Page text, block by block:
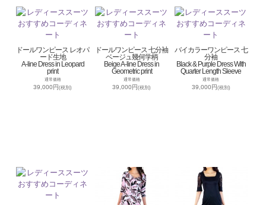
ドールワンピース レオパ
ード生地
A-line Dress in Leopard
print
通常価格
39,000円(税別)
ドールワンピース 七分袖
ベージュ幾何学柄
Beige A-line Dress in
Geometric print
通常価格
39,000円(税別)
バイカラーワンピース 七
分袖
Black & Purple Dress With
Quarter Length Sleeve
通常価格
39,000円(税別)